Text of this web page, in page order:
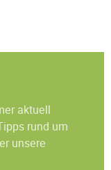
aktuell
rund um
unsere